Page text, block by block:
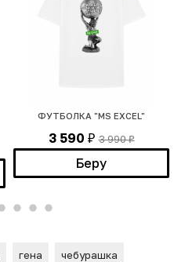
ФУТБОЛКА "MS EXCEL"
3 590 ₽ 3 990₽
Беру
гена
чебурашка